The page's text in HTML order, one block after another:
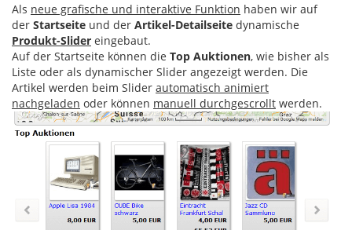
Als neue grafische und interaktive Funktion haben wir auf
der Startseite und der Artikel-Detailseite dynamische
Produkt-Slider eingebaut.
Auf der Startseite können die Top Auktionen, wie bisher als
Liste oder als dynamischer Slider angezeigt werden. Die
Artikel werden beim Slider automatisch animiert
nachgeladen oder können manuell durchgescrollt werden.